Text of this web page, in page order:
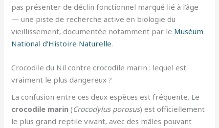
pas présenter de déclin fonctionnel marqué lié à l’âge
— une piste de recherche active en biologie du
vieillissement, documentée notamment par le Muséum
National d’Histoire Naturelle.
Crocodile du Nil contre crocodile marin : lequel est
vraiment le plus dangereux ?
La confusion entre ces deux espèces est fréquente. Le
crocodile marin (Crocodylus porosus) est officiellement
le plus grand reptile vivant, avec des mâles pouvant